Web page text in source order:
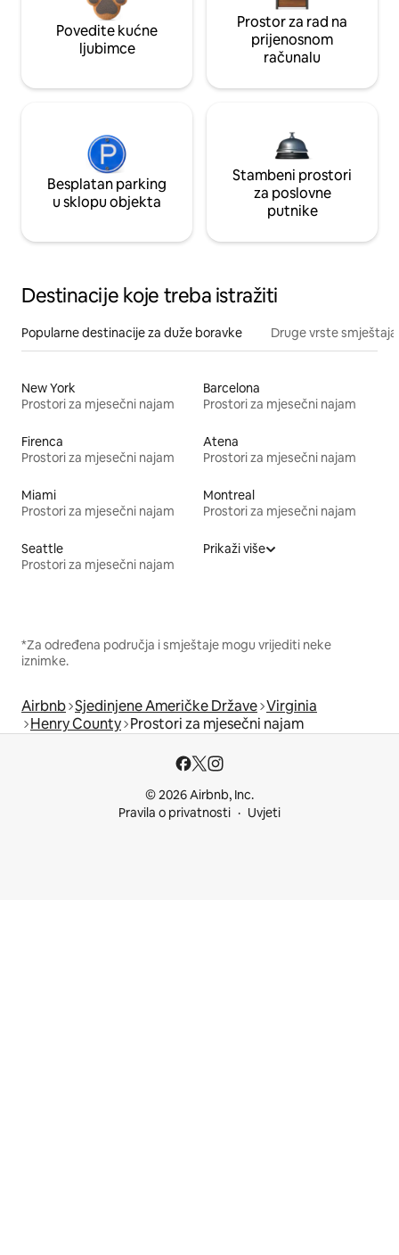
Povedite kućne
ljubimce
Prostor za rad na
prijenosnom
računalu
Besplatan parking
u sklopu objekta
Stambeni prostori
za poslovne
putnike
Destinacije koje treba istražiti
Popularne destinacije za duže boravke Druge vrste smještaja
New York
Prostori za mjesečni najam
Barcelona
Prostori za mjesečni najam
Firenca
Prostori za mjesečni najam
Atena
Prostori za mjesečni najam
Miami
Prostori za mjesečni najam
Montreal
Prostori za mjesečni najam
Seattle
Prostori za mjesečni najam
Prikaži više
*Za određena područja i smještaje mogu vrijediti neke
iznimke.
Airbnb Sjedinjene Američke Države Virginia
Henry County Prostori za mjesečni najam
© 2026 Airbnb, Inc.
Pravila o privatnosti
Uvjeti